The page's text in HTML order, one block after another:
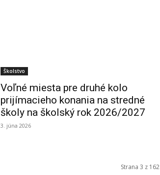
Školstvo
Voľné miesta pre druhé kolo
prijímacieho konania na stredné
školy na školský rok 2026/2027
3. júna 2026
Strana 3 z 162